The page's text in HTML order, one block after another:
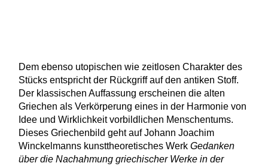
Dem ebenso utopischen wie zeitlosen Charakter des
Stücks entspricht der Rückgriff auf den antiken Stoff.
Der klassischen Auffassung erscheinen die alten
Griechen als Verkörperung eines in der Harmonie von
Idee und Wirklichkeit vorbildlichen Menschentums.
Dieses Griechenbild geht auf Johann Joachim
Winckelmanns kunsttheoretisches WerkGedanken
über die Nachahmung griechischer Werke in der